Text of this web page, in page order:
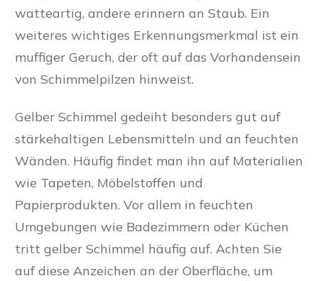
watteartig, andere erinnern an Staub. Ein
weiteres wichtiges Erkennungsmerkmal ist ein
muffiger Geruch, der oft auf das Vorhandensein
von Schimmelpilzen hinweist.
Gelber Schimmel gedeiht besonders gut auf
stärkehaltigen Lebensmitteln und an feuchten
Wänden. Häufig findet man ihn auf Materialien
wie Tapeten, Möbelstoffen und
Papierprodukten. Vor allem in feuchten
Umgebungen wie Badezimmern oder Küchen
tritt gelber Schimmel häufig auf. Achten Sie
auf diese Anzeichen an der Oberfläche, um